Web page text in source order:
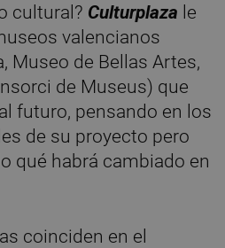
cultural? Culturplaza le
valencianos
Museo de Bellas Artes,
de Museus) que
futuro, pensando en los
de su proyecto pero
qué habrá cambiado en
coinciden en el